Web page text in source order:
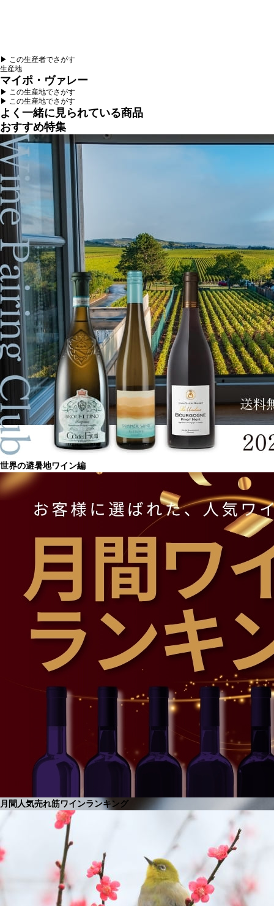
ミラマン(ハッシエンダ・エル・コンド
ル)
ワイナリーの歴史は、イタリア移民だったホセ・カネパが1946年にクリコ・ヴァレ
ーのワイナリー、ハシエンダ・エル・コンドルを購入するところから始まります。
ホセは最高のワインを造るという夢に取り組みます。1998年、彼の3人の娘ととも
にワインづくりを拡大し、永続させたいという思いから、同地に新しいワイナリー
が設立され、ミラマンが誕生しました。100年前に建てられたワイナリーの壁を修
復、その中に新しい最先端のワイナリーを増築し、新しいステージが始まりまし
た。家族経営の伝統が新たな精神と結びつき、ニューワールド・ワインの特徴であ
る、はじけるフルーツのアロマや豊かな風味を表現するようになったのです。
▶︎ この生産者でさがす
生産地
マイポ・ヴァレー
▶︎ この生産地でさがす
▶︎ この生産地でさがす
よく一緒に見られている商品
おすすめ特集
世界の避暑地ワイン編
月間人気売れ筋ワインランキング